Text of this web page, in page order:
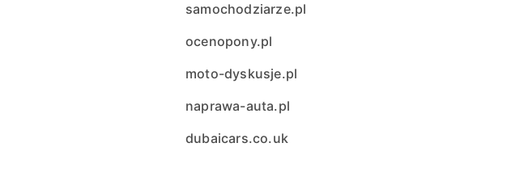
samochodziarze.pl
ocenopony.pl
moto-dyskusje.pl
naprawa-auta.pl
dubaicars.co.uk